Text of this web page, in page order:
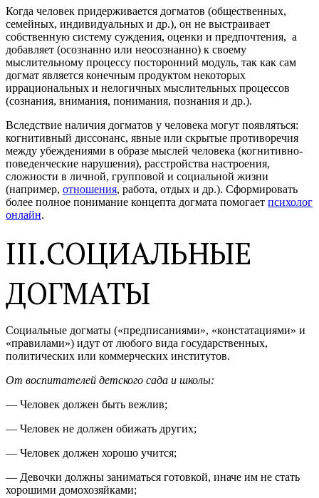
Когда человек придерживается догматов (общественных,
семейных, индивидуальных и др.), он не выстраивает
собственную систему суждения, оценки и предпочтения, а
добавляет (осознанно или неосознанно) к своему
мыслительному процессу посторонний модуль, так как сам
догмат является конечным продуктом некоторых
иррациональных и нелогичных мыслительных процессов
(сознания, внимания, понимания, познания и др.).
Вследствие наличия догматов у человека могут появляться:
когнитивный диссонанс, явные или скрытые противоречия
между убеждениями в образе мыслей человека (когнитивно-
поведенческие нарушения), расстройства настроения,
сложности в личной, групповой и социальной жизни
(например, отношения, работа, отдых и др.). Сформировать
более полное понимание концепта догмата помогает психолог
онлайн.
III.СОЦИАЛЬНЫЕ
ДОГМАТЫ
Социальные догматы («предписаниями», «констатациями» и
«правилами») идут от любого вида государственных,
политических или коммерческих институтов.
От воспитателей детского сада и школы:
— Человек должен быть вежлив;
— Человек не должен обижать других;
— Человек должен хорошо учится;
— Девочки должны заниматься готовкой, иначе им не стать
хорошими домохозяйками;